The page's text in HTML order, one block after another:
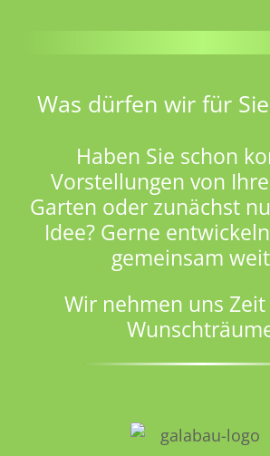
Was dürfen wir für
Haben Sie schon
Vorstellungen von
Garten oder zunächst
Idee? Gerne
gemeinsam
Wir nehmen uns